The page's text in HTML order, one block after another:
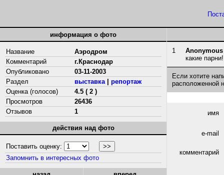
информация о фото
Название
Аэродром
Комментарий
г.Краснодар
Опубликовано
03-11-2003
Раздел
выставка| репортаж
Оценка (голосов)
4.5 ( 2 )
Просмотров
26436
Отзывов
1
действия над фото
Поставить оценку:
Запомнить в интересных фото
1 Anonymous
какие
Если хотите
расположенной
имя
e-mail
комментарий